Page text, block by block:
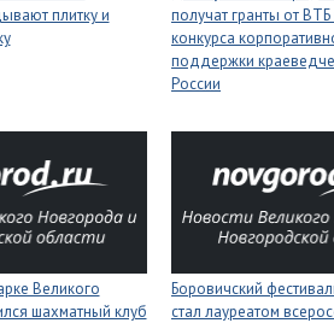
плитку и
получат гранты от
конкурса
поддержки
России
Великого
шахматный клуб
Боровичский
стал лауреатом